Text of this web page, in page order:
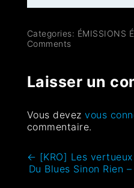
Categories: ÉMISSIONS
Comments
Laisser un
Vous devezvous
commentaire.
← [KRO] Les vertueux
Du Blues Sinon Rien